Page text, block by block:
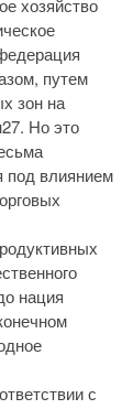
хозяйство
путем
зон на
Но это
под влиянием
нация
с